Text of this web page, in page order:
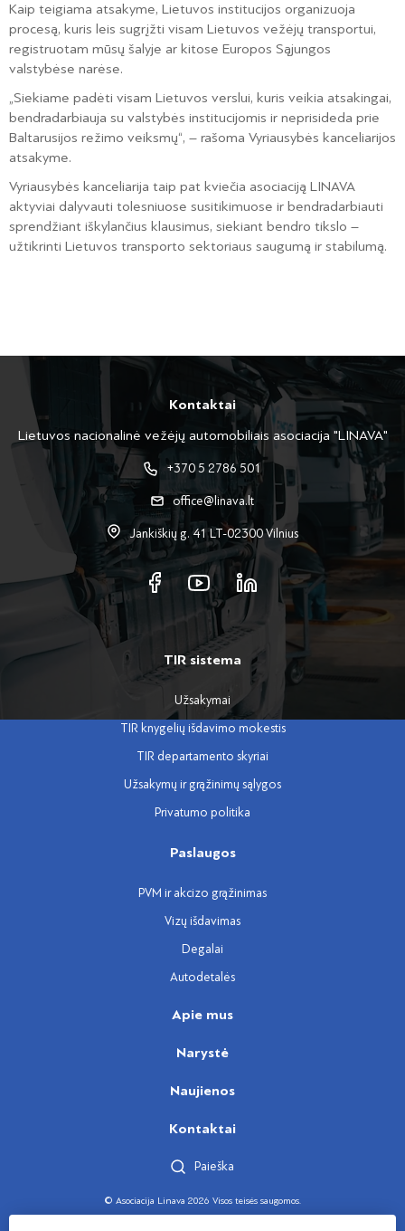
Kaip teigiama atsakyme, Lietuvos institucijos organizuoja
procesą, kuris leis sugrįžti visam Lietuvos vežėjų transportui,
registruotam mūsų šalyje ar kitose Europos Sąjungos
valstybėse narėse.
„Siekiame padėti visam Lietuvos verslui, kuris veikia atsakingai,
bendradarbiauja su valstybės institucijomis ir neprisideda prie
Baltarusijos režimo veiksmų“, – rašoma Vyriausybės kanceliarijos
atsakyme.
Vyriausybės kanceliarija taip pat kviečia asociaciją LINAVA
aktyviai dalyvauti tolesniuose susitikimuose ir bendradarbiauti
sprendžiant iškylančius klausimus, siekiant bendro tikslo –
užtikrinti Lietuvos transporto sektoriaus saugumą ir stabilumą.
Kontaktai
Lietuvos nacionalinė vežėjų automobiliais asociacija "LINAVA"
+370 5 2786 501
office@linava.lt
Jankiškių g. 41 LT-02300 Vilnius
TIR sistema
Užsakymai
TIR knygelių išdavimo mokestis
TIR departamento skyriai
Užsakymų ir grąžinimų sąlygos
Privatumo politika
Paslaugos
PVM ir akcizo grąžinimas
Vizų išdavimas
Degalai
Autodetalės
Apie mus
Narystė
Naujienos
Kontaktai
Paieška
© Asociacija Linava 2026 Visos teisės saugomos.